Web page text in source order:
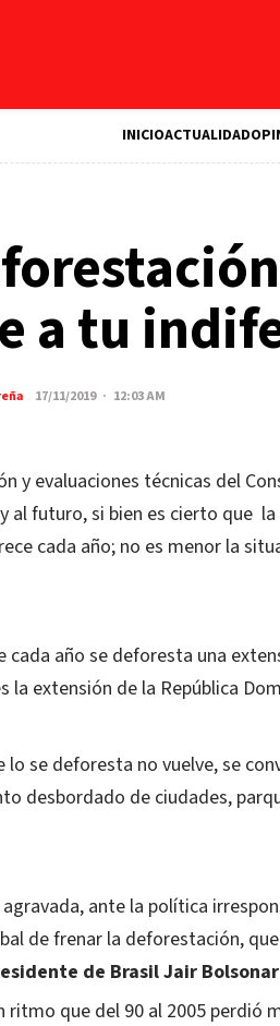
INICIOACTUALIDAD
a tu
17/11/2019 · 12:03 AM
y evaluaciones técnicas del
al futuro, si bien es cierto que
cada año; no es menor la
cada año se deforesta una
la extensión de la República
lo se deforesta no vuelve, se
desbordado de ciudades,
ante la política
de frenar la deforestación, que
de Brasil Jair
ritmo que del 90 al 2005 perdió